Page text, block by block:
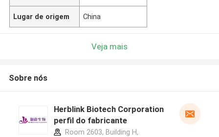
Lugar de origem China
Veja mais
Sobre nós
Herblink Biotech Corporation
perfil do fabricante
Room 2603, Building H,